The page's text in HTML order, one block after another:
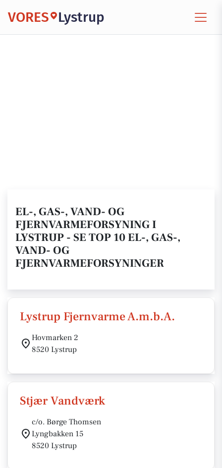
VORES Lystrup
EL-, GAS-, VAND- OG
FJERNVARMEFORSYNING I
LYSTRUP - SE TOP 10 EL-, GAS-,
VAND- OG
FJERNVARMEFORSYNINGER
Lystrup Fjernvarme A.m.b.A.
Hovmarken 2
8520 Lystrup
Stjær Vandværk
c/o. Børge Thomsen
Lyngbakken 15
8520 Lystrup